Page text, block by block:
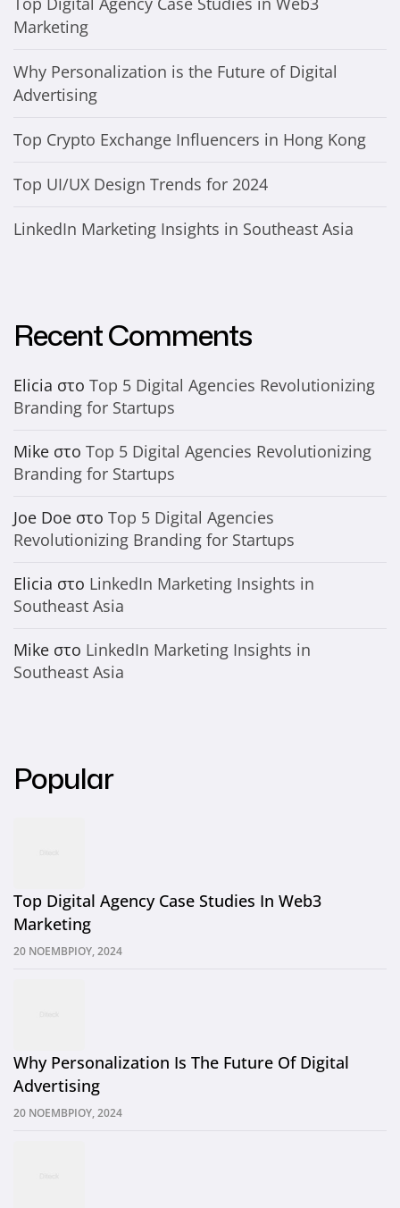
Marketing
Why Personalization is the Future of Digital
Advertising
Top Crypto Exchange Influencers in Hong Kong
Top UI/UX Design Trends for 2024
LinkedIn Marketing Insights in Southeast Asia
Recent Comments
Elicia στο Top 5 Digital Agencies Revolutionizing
Branding for Startups
Mike στο Top 5 Digital Agencies Revolutionizing
Branding for Startups
Joe Doe στο Top 5 Digital Agencies
Revolutionizing Branding for Startups
Elicia στο LinkedIn Marketing Insights in
Southeast Asia
Mike στο LinkedIn Marketing Insights in
Southeast Asia
Popular
20 ΝΟΕΜΒΡΊΟΥ, 2024
Top Digital Agency Case Studies In Web3
Marketing
20 ΝΟΕΜΒΡΊΟΥ, 2024
Why Personalization Is The Future Of Digital
Advertising